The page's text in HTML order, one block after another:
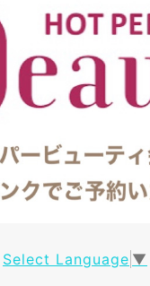
Select Language ▼